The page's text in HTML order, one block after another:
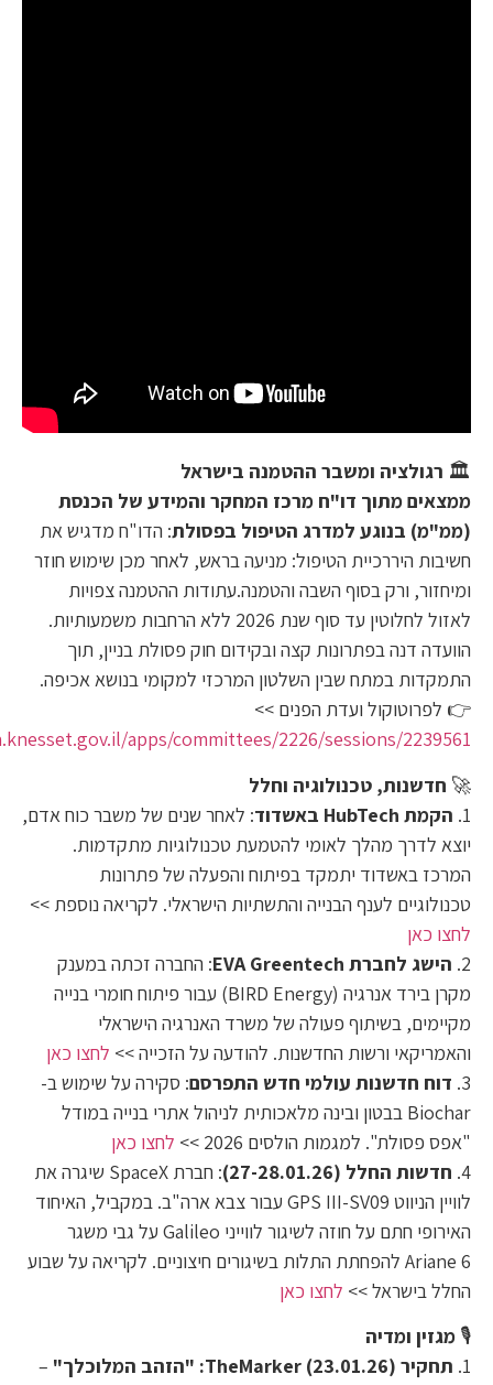
🏛️ רגולציה ומשבר ההטמנה בישראל
ממצאים מתוך דו"ח מרכז המחקר והמידע של הכנסת
(ממ"מ) בנוגע למדרג הטיפול בפסולת: הדו"ח מדגיש את
חשיבות היררכיית הטיפול: מניעה בראש, לאחר מכן שימוש חוזר
ומיחזור, ורק בסוף השבה והטמנה.עתודות ההטמנה צפויות
לאזול לחלוטין עד סוף שנת 2026 ללא הרחבות משמעותיות.
הוועדה דנה בפתרונות קצה ובקידום חוק פסולת בניין, תוך
התמקדות במתח שבין השלטון המרכזי למקומי בנושא אכיפה.
👉 לפרוטוקול ועדת הפנים >>
apps/committees/2226/sessions/2239561
🚀 חדשנות, טכנולוגיה וחלל
1. הקמת HubTech באשדוד
: לאחר שנים של משבר כוח אדם,
יוצא לדרך מהלך לאומי להטמעת טכנולוגיות מתקדמות.
המרכז באשדוד יתמקד בפיתוח והפעלה של פתרונות
טכנולוגיים לענף הבנייה והתשתיות הישראלי. לקריאה נוספת >>
לחצו כאן
2. הישג לחברת EVA Greentech
: החברה זכתה במענק
מקרן בירד אנרגיה (BIRD Energy) עבור פיתוח חומרי בנייה
מקיימים, בשיתוף פעולה של משרד האנרגיה הישראלי
והאמריקאי ורשות החדשנות. להודעה על הזכייה >> לחצו כאן
3. דוח חדשנות עולמי חדש התפרסם: סקירה על שימוש ב-
Biochar בבטון ובינה מלאכותית לניהול אתרי בנייה במודל
"אפס פסולת". למגמות הולסים 2026 >>
לחצו כאן
4. חדשות החלל (27-28.01.26)
: חברת SpaceX שיגרה את
לוויין הניווט GPS III-SV09 עבור צבא ארה"ב. במקביל, האיחוד
האירופי חתם על חוזה לשיגור לווייני Galileo על גבי משגר
Ariane 6 להפחתת התלות בשיגורים חיצוניים. לקריאה על שבוע
החלל בישראל >> לחצו כאן
🎙️ מגזין ומדיה
1. תחקיר TheMarker (23.01.26): "הזהב המלוכלך"
–